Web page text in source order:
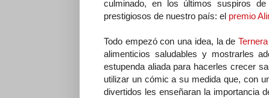
culminado, en los últimos suspiros
prestigiosos de nuestro país: el premio
Todo empezó con una idea, la de
alimenticios saludables y mostrarles
estupenda aliada para hacerles crecer
utilizar un cómic a su medida que, con
divertidos les enseñaran la importancia